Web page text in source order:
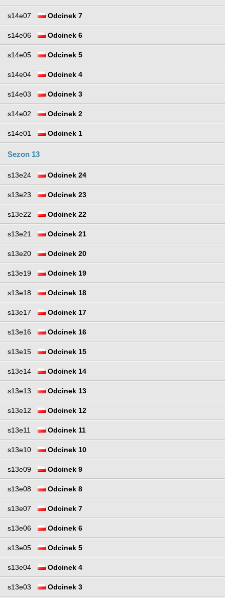
s14e07 Odcinek 7
s14e06 Odcinek 6
s14e05 Odcinek 5
s14e04 Odcinek 4
s14e03 Odcinek 3
s14e02 Odcinek 2
s14e01 Odcinek 1
Sezon 13
s13e24 Odcinek 24
s13e23 Odcinek 23
s13e22 Odcinek 22
s13e21 Odcinek 21
s13e20 Odcinek 20
s13e19 Odcinek 19
s13e18 Odcinek 18
s13e17 Odcinek 17
s13e16 Odcinek 16
s13e15 Odcinek 15
s13e14 Odcinek 14
s13e13 Odcinek 13
s13e12 Odcinek 12
s13e11 Odcinek 11
s13e10 Odcinek 10
s13e09 Odcinek 9
s13e08 Odcinek 8
s13e07 Odcinek 7
s13e06 Odcinek 6
s13e05 Odcinek 5
s13e04 Odcinek 4
s13e03 Odcinek 3